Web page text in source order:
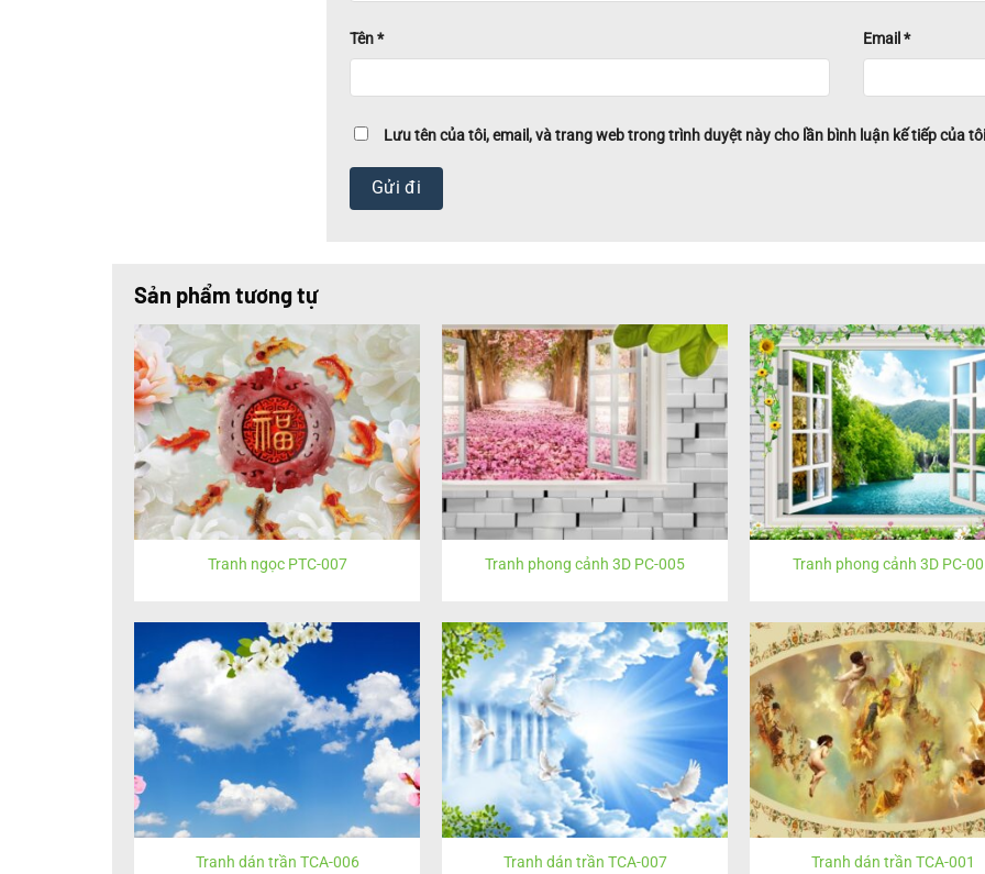
Tên* Email *
Lưu tên của tôi, email, và trang web trong trình duyệt này cho lần bình luận kế tiếp của
Sản phẩm tương tự
Tranh ngọc PTC-007 Tranh phong cảnh 3D PC-005 Tranh phong cảnh 3D PC-
Tranh dán trần TCA-006 Tranh dán trần TCA-007 Tranh dán trần TCA-001